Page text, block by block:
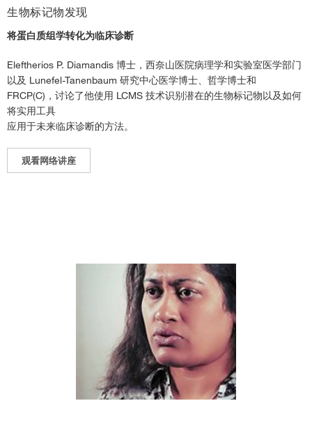
生物标记物发现
将蛋白质组学转化为临床诊断
Eleftherios P. Diamandis 博士，西奈山医院病理学和实验室医学部门
以及 Lunefel-Tanenbaum 研究中心医学博士、哲学博士和
FRCP(C)，讨论了他使用 LCMS 技术识别潜在的生物标记物以及如何
将实用工具
应用于未来临床诊断的方法。
观看网络讲座